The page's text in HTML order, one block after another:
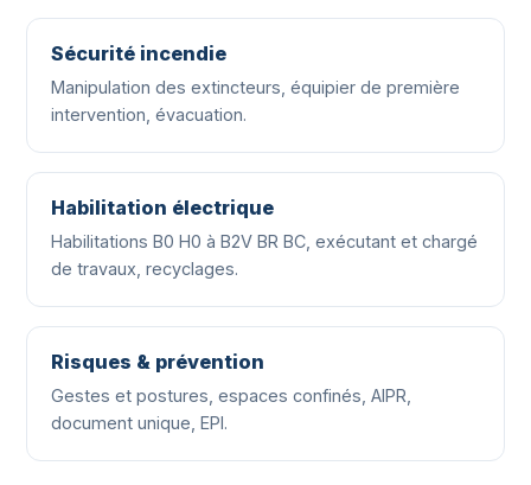
Sécurité incendie
Manipulation des extincteurs, équipier de première
intervention, évacuation.
Habilitation électrique
Habilitations B0 H0 à B2V BR BC, exécutant et chargé
de travaux, recyclages.
Risques & prévention
Gestes et postures, espaces confinés, AIPR,
document unique, EPI.